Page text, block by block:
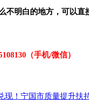
不明白的地方，可以直
（手机/微信）
现！宁国市质量提升扶